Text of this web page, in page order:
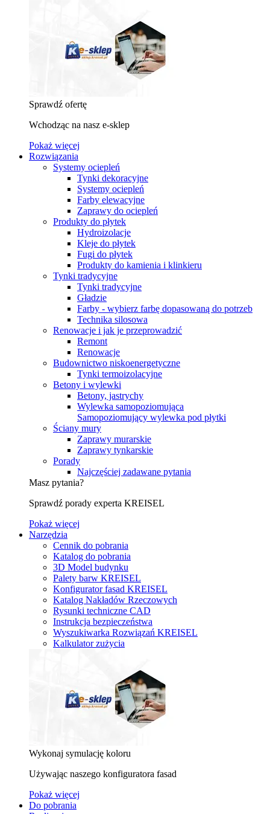
Sprawdź ofertę
Wchodząc na nasz e-sklep
Pokaż więcej
Rozwiązania
Systemy ociepleń
Tynki dekoracyjne
Systemy ociepleń
Farby elewacyjne
Zaprawy do ociepleń
Produkty do płytek
Hydroizolacje
Kleje do płytek
Fugi do płytek
Produkty do kamienia i klinkieru
Tynki tradycyjne
Tynki tradycyjne
Gładzie
Farby - wybierz farbę dopasowaną do potrzeb
Technika silosowa
Renowacje i jak je przeprowadzić
Remont
Renowacje
Budownictwo niskoenergetyczne
Tynki termoizolacyjne
Betony i wylewki
Betony, jastrychy
Wylewka samopoziomująca
Samopoziomujący wylewka pod płytki
Ściany mury
Zaprawy murarskie
Zaprawy tynkarskie
Porady
Najczęściej zadawane pytania
Masz pytania?
Sprawdź porady experta KREISEL
Pokaż więcej
Narzędzia
Cennik do pobrania
Katalog do pobrania
3D Model budynku
Palety barw KREISEL
Konfigurator fasad KREISEL
Katalog Nakładów Rzeczowych
Rysunki techniczne CAD
Instrukcja bezpieczeństwa
Wyszukiwarka Rozwiązań KREISEL
Kalkulator zużycia
Wykonaj symulację koloru
Używając naszego konfiguratora fasad
Pokaż więcej
Do pobrania